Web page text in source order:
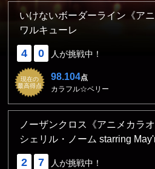
いけないボーダーライン《アニ
ワルキューレ
4 0 人が挑戦中！
現在の
最高得点
98.104点
カラフル☆ベリー
ノーザンクロス《アニメカラオ
シェリル・ノーム starring
2 7 人が挑戦中！